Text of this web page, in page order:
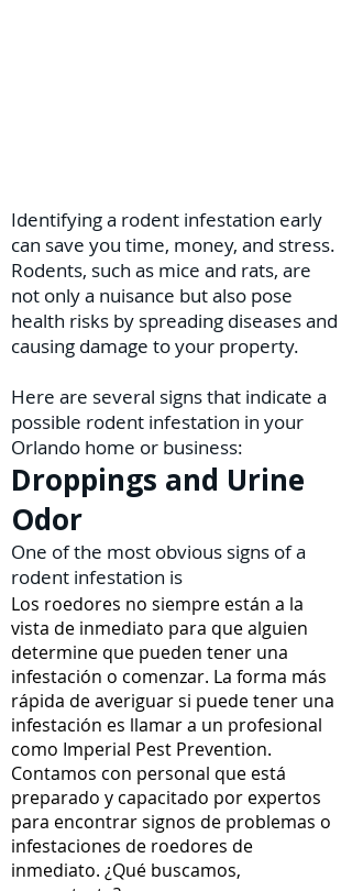
Identifying a rodent infestation early
can save you time, money, and stress.
Rodents, such as mice and rats, are
not only a nuisance but also pose
health risks by spreading diseases and
causing damage to your property.
Here are several signs that indicate a
possible rodent infestation in your
Orlando home or business:
Droppings and Urine
Odor
One of the most obvious signs of a
rodent infestation is
Los roedores no siempre están a la
vista de inmediato para que alguien
determine que pueden tener una
infestación o comenzar. La forma más
rápida de averiguar si puede tener una
infestación es llamar a un profesional
como Imperial Pest Prevention.
Contamos con personal que está
preparado y capacitado por expertos
para encontrar signos de problemas o
infestaciones de roedores de
inmediato. ¿Qué buscamos,